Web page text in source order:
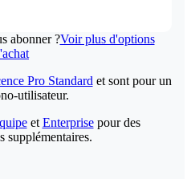
abonner ?Voir plus d'options
Pro Standard et sont pour un
utilisateur.
et Enterprisepour des
supplémentaires.